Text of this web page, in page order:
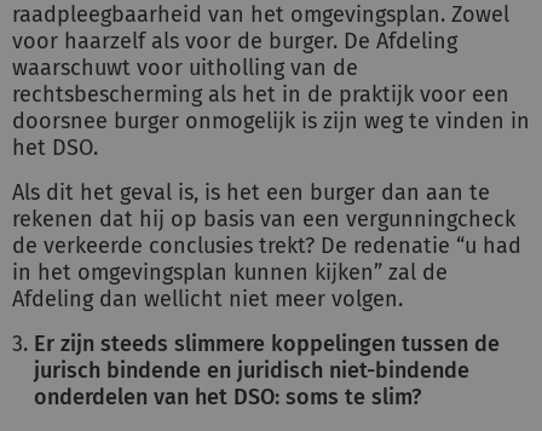
raadpleegbaarheid van het omgevingsplan. Zowel
voor haarzelf als voor de burger. De Afdeling
waarschuwt voor uitholling van de
rechtsbescherming als het in de praktijk voor een
doorsnee burger onmogelijk is zijn weg te vinden in
het DSO.
Als dit het geval is, is het een burger dan aan te
rekenen dat hij op basis van een vergunningcheck
de verkeerde conclusies trekt? De redenatie “u had
in het omgevingsplan kunnen kijken” zal de
Afdeling dan wellicht niet meer volgen.
Er zijn steeds slimmere koppelingen tussen de
jurisch bindende en juridisch niet-bindende
onderdelen van het DSO: soms te slim?